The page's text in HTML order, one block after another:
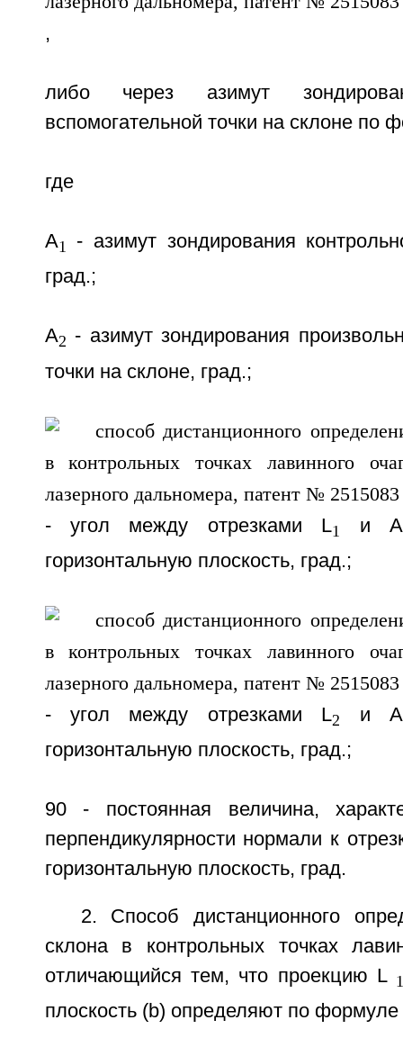
,
либо через азимут
вспомогательной точки на склоне по
где
А1
- азимут зондирования
град.;
А2 - азимут зондирования
точки на склоне, град.;
- угол между отрезками L1
и
горизонтальную плоскость, град.;
- угол между отрезками L2
и
горизонтальную плоскость, град.;
90 - постоянная величина,
перпендикулярности нормали к
горизонтальную плоскость, град.
2. Способ дистанционного
склона в контрольных точках
отличающийся тем, что проекцию L
плоскость (b) определяют по формуле